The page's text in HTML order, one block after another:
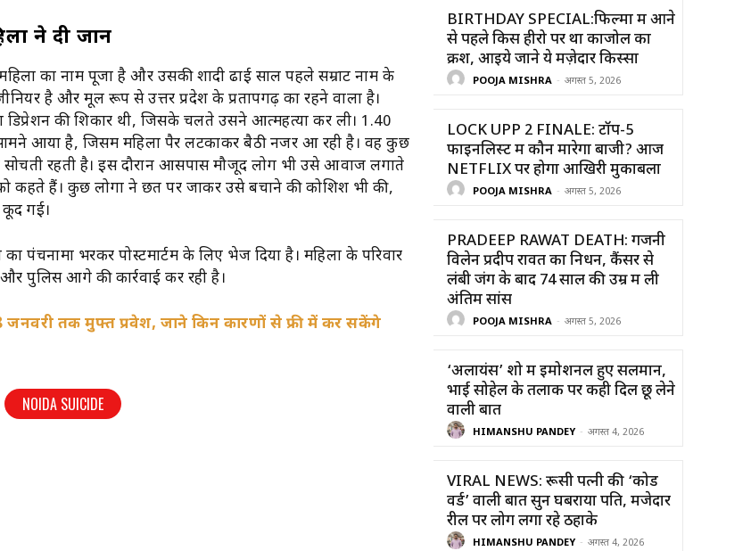
ने दी जान
का नाम पूजा है और उसकी शादी ढाई साल पहले सम्राट नाम के
है और मूल रूप से उत्तर प्रदेश के प्रतापगढ़ का रहने वाला है।
डिप्रेशन की शिकार थी, जिसके चलते उसने आत्महत्या कर ली। 1.40
आया है, जिसमें महिला पैर लटकाकर बैठी नजर आ रही है। वह कुछ
रहती है। इस दौरान आसपास मौजूद लोग भी उसे आवाज लगाते
कहते हैं। कुछ लोगों ने छत पर जाकर उसे बचाने की कोशिश भी की,
गई।
पंचनामा भरकर पोस्टमार्टम के लिए भेज दिया है। महिला के परिवार
पुलिस आगे की कार्रवाई कर रही है।
जनवरी तक मुफ्त प्रवेश, जाने किन कारणों से फ्री में कर सकेंगे
NOIDA SUICIDE
BIRTHDAY SPECIAL:फिल्मों में आने
से पहले किस हीरो पर था काजोल का
क्रश, आइये जाने ये मज़ेदार किस्सा
POOJA MISHRA - अगस्त 5, 2026
LOCK UPP 2 FINALE: टॉप-5
फाइनलिस्ट में कौन मारेगा बाजी? आज
NETFLIX पर होगा आखिरी मुकाबला
POOJA MISHRA - अगस्त 5, 2026
PRADEEP RAWAT DEATH: गजनी
विलेन प्रदीप रावत का निधन, कैंसर से
लंबी जंग के बाद 74 साल की उम्र में ली
अंतिम सांस
POOJA MISHRA - अगस्त 5, 2026
‘अलायंस’ शो में इमोशनल हुए सलमान,
भाई सोहेल के तलाक पर कही दिल छू लेने
वाली बात
HIMANSHU PANDEY - अगस्त 4, 2026
VIRAL NEWS: रूसी पत्नी की ‘कोड
वर्ड’ वाली बात सुन घबराया पति, मजेदार
रील पर लोग लगा रहे ठहाके
HIMANSHU PANDEY - अगस्त 4, 2026